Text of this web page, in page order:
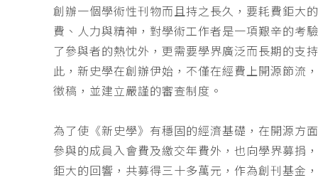
創辦一個學術性刊物而且持之長久，要耗費鉅大
費、人力與精神，對學術工作者是一項艱辛的考
了參與者的熱忱外，更需要學界廣泛而長期的支
此，新史學在創辦伊始，不僅在經費上開源節流
徵稿，並建立嚴謹的審查制度。
為了使《新史學》有穩固的經濟基礎，在開源方
參與的成員入會費及繳交年費外，也向學界募捐
鉅大的回響，共募得三十多萬元，作為創刊基金